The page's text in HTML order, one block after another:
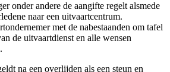
onder andere de aangifte regelt alsmede
naar een uitvaartcentrum.
met de nabestaanden om tafel
de uitvaartdienst en alle wensen
na een overlijden als een steun en